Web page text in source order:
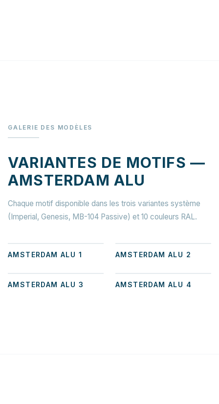
GALERIE DES MODÈLES
VARIANTES DE MOTIFS —
AMSTERDAM ALU
Chaque motif disponible dans les trois variantes système
(Imperial, Genesis, MB-104 Passive) et 10 couleurs RAL.
AMSTERDAM ALU 1 AMSTERDAM ALU 2
AMSTERDAM ALU 3 AMSTERDAM ALU 4